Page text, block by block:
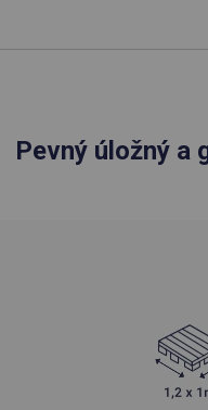
Pevný úložný a